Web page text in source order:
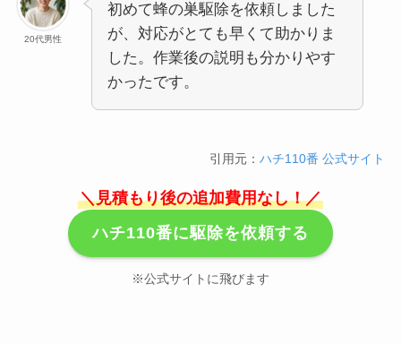
20代男性
初めて蜂の巣駆除を依頼しました
が、対応がとても早くて助かりま
した。作業後の説明も分かりやす
かったです。
引用元：ハチ110番 公式サイト
＼見積もり後の追加費用なし！／
ハチ110番に駆除を依頼する
※公式サイトに飛びます